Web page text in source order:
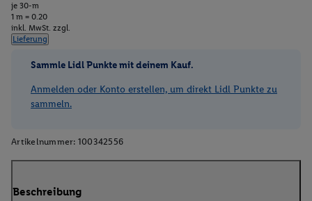
je 30-m
1 m = 0.20
inkl. MwSt. zzgl.
Lieferung
Sammle Lidl Punkte mit deinem Kauf.
Anmelden oder Konto erstellen, um direkt Lidl Punkte zu
sammeln.
Artikelnummer: 100342556
Beschreibung